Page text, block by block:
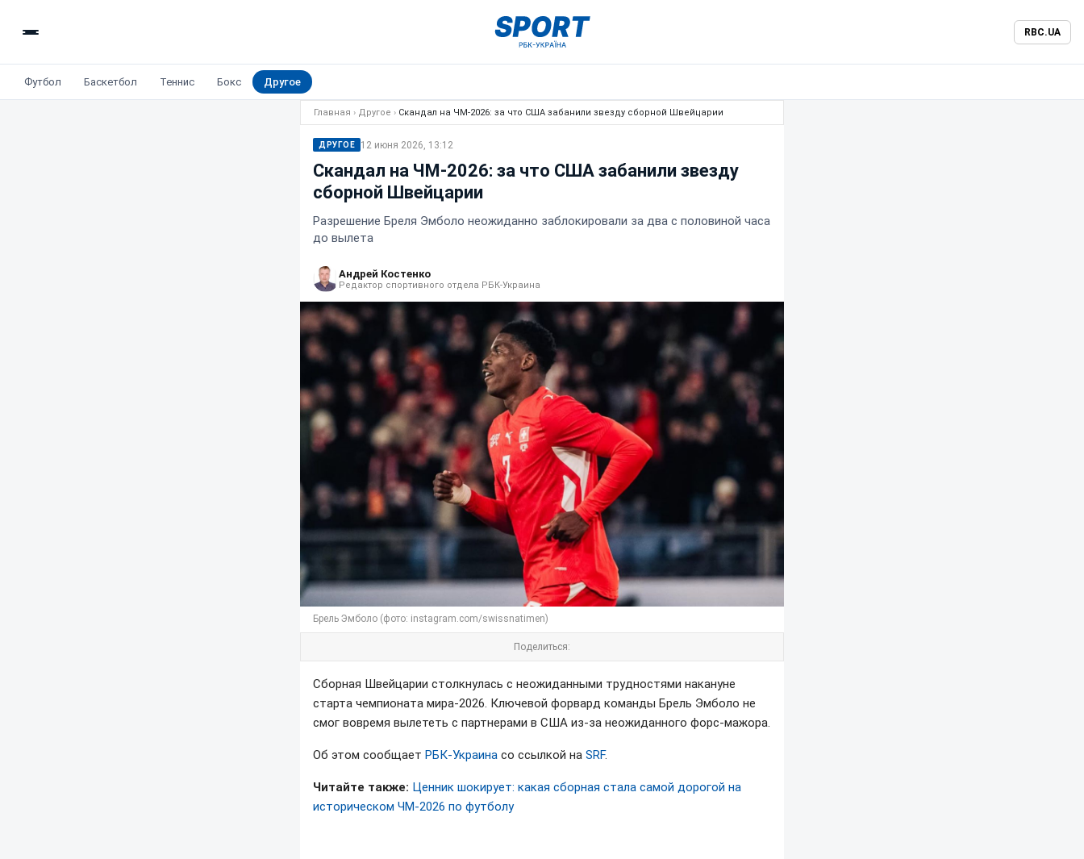
RBC.UA
Футбол Баскетбол Теннис Бокс Другое
Главная › Другое › Скандал на ЧМ-2026: за что США забанили звезду сборной Швейцарии
ДРУГОЕ 12 июня 2026, 13:12
Скандал на ЧМ-2026: за что США забанили звезду
сборной Швейцарии
Разрешение Бреля Эмболо неожиданно заблокировали за два с половиной часа
до вылета
Андрей Костенко
Редактор спортивного отдела РБК-Украина
Брель Эмболо (фото: instagram.com/swissnatimen)
Поделиться:
Сборная Швейцарии столкнулась с неожиданными трудностями накануне
старта чемпионата мира-2026. Ключевой форвард команды Брель Эмболо не
смог вовремя вылететь с партнерами в США из-за неожиданного форс-мажора.
Об этом сообщает РБК-Украина со ссылкой на SRF.
Читайте также: Ценник шокирует: какая сборная стала самой дорогой на
историческом ЧМ-2026 по футболу